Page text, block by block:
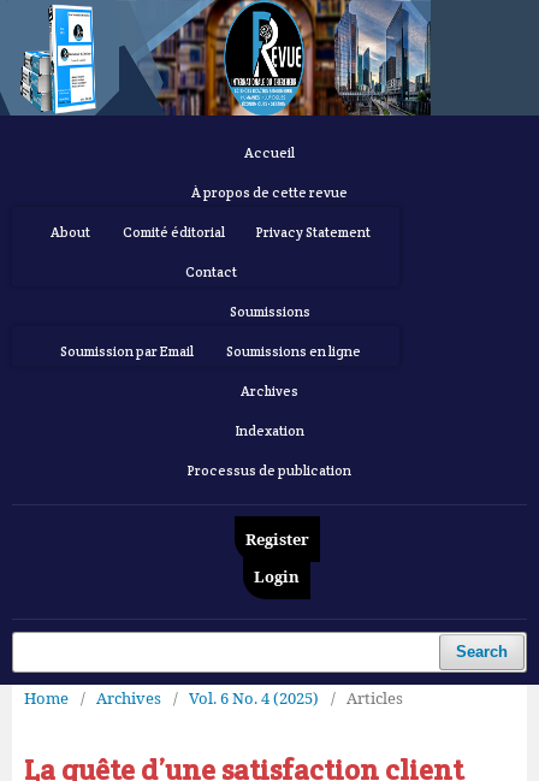
Accueil
À propos de cette revue
About Comité éditorial Privacy Statement
Contact
Soumissions
Soumission par Email Soumissions en ligne
Archives
Indexation
Processus de publication
Register
Login
Search
Home / Archives / Vol. 6 No. 4 (2025) / Articles
La quête d’une satisfaction client